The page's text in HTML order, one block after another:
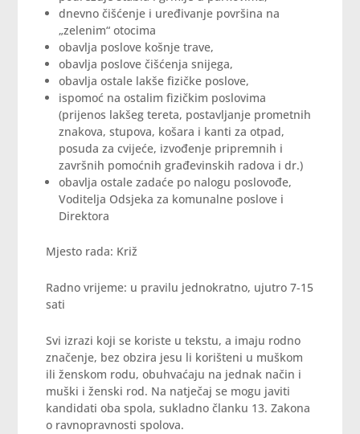
dnevno čišćenje i uređivanje površina na
„zelenim“ otocima
obavlja poslove košnje trave,
obavlja poslove čišćenja snijega,
obavlja ostale lakše fizičke poslove,
ispomoć na ostalim fizičkim poslovima
(prijenos lakšeg tereta, postavljanje prometnih
znakova, stupova, košara i kanti za otpad,
posuda za cvijeće, izvođenje pripremnih i
završnih pomoćnih građevinskih radova i dr.)
obavlja ostale zadaće po nalogu poslovođe,
Voditelja Odsjeka za komunalne poslove i
Direktora
Mjesto rada: Križ
Radno vrijeme: u pravilu jednokratno, ujutro 7-15
sati
Svi izrazi koji se koriste u tekstu, a imaju rodno
značenje, bez obzira jesu li korišteni u muškom
ili ženskom rodu, obuhvaćaju na jednak način i
muški i ženski rod. Na natječaj se mogu javiti
kandidati oba spola, sukladno članku 13. Zakona
o ravnopravnosti spolova.